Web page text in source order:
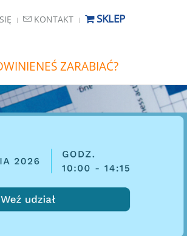
KONTAKT SKLEP
ZARABIAĆ?